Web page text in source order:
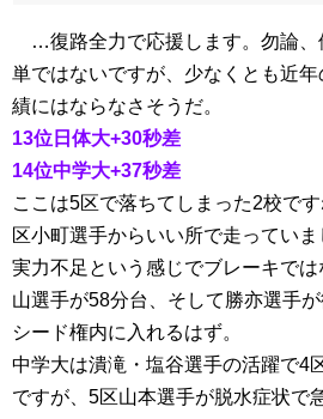
…復路全力で応援します。勿論、
単ではないですが、少なくとも近
績にはならなさそうだ。
13位日体大+30秒差
14位中学大+37秒差
ここは5区で落ちてしまった2校で
区小町選手からいい所で走ってい
実力不足という感じでブレーキで
山選手が58分台、そして勝亦選手
シード権内に入れるはず。
中学大は潰滝・塩谷選手の活躍で4
ですが、5区山本選手が脱水症状で